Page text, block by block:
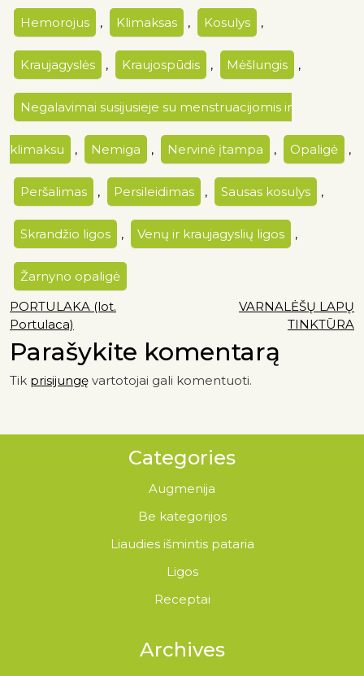
Hemorojus , Klimaksas , Kosulys ,
Kraujagyslės , Kraujospūdis , Mėšlungis ,
Negalavimai susijusieje su menstruacijomis ir
klimaksu , Nemiga , Nervinė įtampa , Opaligė ,
Peršalimas , Persileidimas , Sausas kosulys ,
Skrandžio ligos , Venų ir kraujagyslių ligos ,
Žarnyno opaligė
PORTULAKA (lot.
Portulaca)
VARNALĖŠŲ LAPŲ
TINKTŪRA
Parašykite komentarą
Tik prisijungę vartotojai gali komentuoti.
Categories
Augmenija
Be kategorijos
Liaudies išmintis pataria
Ligos
Receptai
Archives